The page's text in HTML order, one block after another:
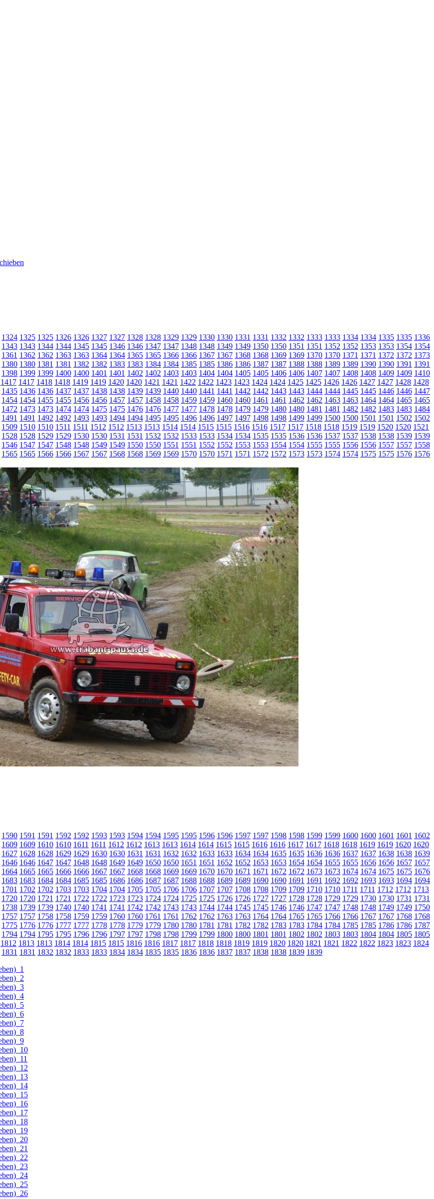
1324 1325 1325 1326 1326 1327 1327 1328 1328 1329 1329 1330 1330 1331 1331 1332 1332 1333 1333 1334 1334 1335 1335 1336
1343 1343 1344 1344 1345 1345 1346 1346 1347 1347 1348 1348 1349 1349 1350 1350 1351 1351 1352 1352 1353 1353 1354 1354
1361 1362 1362 1363 1363 1364 1364 1365 1365 1366 1366 1367 1367 1368 1368 1369 1369 1370 1370 1371 1371 1372 1372 1373
1380 1380 1381 1381 1382 1382 1383 1383 1384 1384 1385 1385 1386 1386 1387 1387 1388 1388 1389 1389 1390 1390 1391 1391
1398 1399 1399 1400 1400 1401 1401 1402 1402 1403 1403 1404 1404 1405 1405 1406 1406 1407 1407 1408 1408 1409 1409 1410
1417 1417 1418 1418 1419 1419 1420 1420 1421 1421 1422 1422 1423 1423 1424 1424 1425 1425 1426 1426 1427 1427 1428 1428
1435 1436 1436 1437 1437 1438 1438 1439 1439 1440 1440 1441 1441 1442 1442 1443 1443 1444 1444 1445 1445 1446 1446 1447
1454 1454 1455 1455 1456 1456 1457 1457 1458 1458 1459 1459 1460 1460 1461 1461 1462 1462 1463 1463 1464 1464 1465 1465
1472 1473 1473 1474 1474 1475 1475 1476 1476 1477 1477 1478 1478 1479 1479 1480 1480 1481 1481 1482 1482 1483 1483 1484
1491 1491 1492 1492 1493 1493 1494 1494 1495 1495 1496 1496 1497 1497 1498 1498 1499 1499 1500 1500 1501 1501 1502 1502
1509 1510 1510 1511 1511 1512 1512 1513 1513 1514 1514 1515 1515 1516 1516 1517 1517 1518 1518 1519 1519 1520 1520 1521
1528 1528 1529 1529 1530 1530 1531 1531 1532 1532 1533 1533 1534 1534 1535 1535 1536 1536 1537 1537 1538 1538 1539 1539
1546 1547 1547 1548 1548 1549 1549 1550 1550 1551 1551 1552 1552 1553 1553 1554 1554 1555 1555 1556 1556 1557 1557 1558
1565 1565 1566 1566 1567 1567 1568 1568 1569 1569 1570 1570 1571 1571 1572 1572 1573 1573 1574 1574 1575 1575 1576 1576
1590 1591 1591 1592 1592 1593 1593 1594 1594 1595 1595 1596 1596 1597 1597 1598 1598 1599 1599 1600 1600 1601 1601 1602
1609 1609 1610 1610 1611 1611 1612 1612 1613 1613 1614 1614 1615 1615 1616 1616 1617 1617 1618 1618 1619 1619 1620 1620
1627 1628 1628 1629 1629 1630 1630 1631 1631 1632 1632 1633 1633 1634 1634 1635 1635 1636 1636 1637 1637 1638 1638 1639
1646 1646 1647 1647 1648 1648 1649 1649 1650 1650 1651 1651 1652 1652 1653 1653 1654 1654 1655 1655 1656 1656 1657 1657
1664 1665 1665 1666 1666 1667 1667 1668 1668 1669 1669 1670 1670 1671 1671 1672 1672 1673 1673 1674 1674 1675 1675 1676
1683 1683 1684 1684 1685 1685 1686 1686 1687 1687 1688 1688 1689 1689 1690 1690 1691 1691 1692 1692 1693 1693 1694 1694
1701 1702 1702 1703 1703 1704 1704 1705 1705 1706 1706 1707 1707 1708 1708 1709 1709 1710 1710 1711 1711 1712 1712 1713
1720 1720 1721 1721 1722 1722 1723 1723 1724 1724 1725 1725 1726 1726 1727 1727 1728 1728 1729 1729 1730 1730 1731 1731
1738 1739 1739 1740 1740 1741 1741 1742 1742 1743 1743 1744 1744 1745 1745 1746 1746 1747 1747 1748 1748 1749 1749 1750
1757 1757 1758 1758 1759 1759 1760 1760 1761 1761 1762 1762 1763 1763 1764 1764 1765 1765 1766 1766 1767 1767 1768 1768
1775 1776 1776 1777 1777 1778 1778 1779 1779 1780 1780 1781 1781 1782 1782 1783 1783 1784 1784 1785 1785 1786 1786 1787
1794 1794 1795 1795 1796 1796 1797 1797 1798 1798 1799 1799 1800 1800 1801 1801 1802 1802 1803 1803 1804 1804 1805 1805
1812 1813 1813 1814 1814 1815 1815 1816 1816 1817 1817 1818 1818 1819 1819 1820 1820 1821 1821 1822 1822 1823 1823 1824
1831 1831 1832 1832 1833 1833 1834 1834 1835 1835 1836 1836 1837 1837 1838 1838 1839 1839